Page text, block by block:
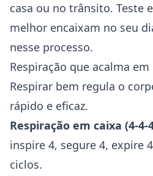
casa ou no trânsito. Teste
melhor encaixam no seu
nesse processo.
Respiração que acalma
Respirar bem regula o
rápido e eficaz.
Respiração em caixa (4-4-
inspire 4, segure 4, expire
ciclos.